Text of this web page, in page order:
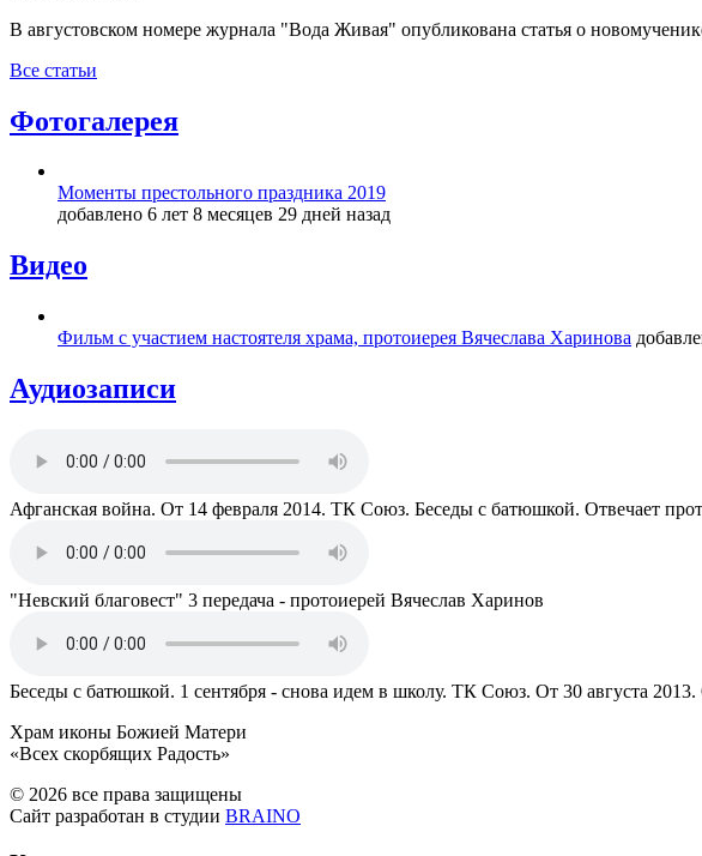
В августовском номере журнала "Вода Живая" опубликована статья о
Все статьи
Фотогалерея
Моменты престольного праздника 2019
добавлено 6 лет 8 месяцев 29 дней назад
Видео
Фильм с участием настоятеля храма, протоиерея Вячеслава Харинова
Аудиозаписи
Афганская война. От 14 февраля 2014. ТК Союз. Беседы с батюшкой. Отвечает
"Невский благовест" 3 передача - протоиерей Вячеслав Харинов
Беседы с батюшкой. 1 сентября - снова идем в школу. ТК Союз. От 30 августа
Храм иконы Божией Матери
«Всех скорбящих Радость»
© 2026 все права защищены
Сайт разработан в студии BRAINO